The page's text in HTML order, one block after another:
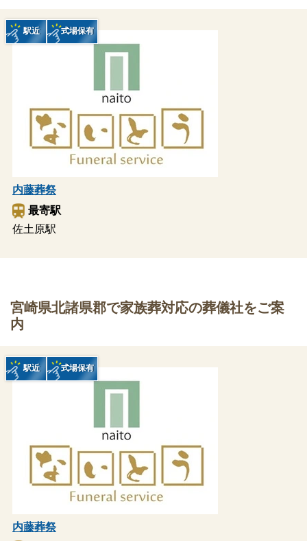
内藤葬祭
最寄駅
佐土原駅
駅近 式場保有
宮崎県北諸県郡で家族葬対応の葬儀社をご案
内
内藤葬祭
駅近 式場保有